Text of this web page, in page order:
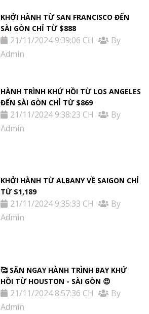
KHỞI HÀNH TỪ SAN FRANCISCO ĐẾN
SÀI GÒN CHỈ TỪ $888
21/11/2024 9:39:06 CH
By
Admin
HÀNH TRÌNH KHỨ HỒI TỪ LOS ANGELES
ĐẾN SÀI GÒN CHỈ TỪ $869
21/11/2024 9:38:23 CH
By
Admin
KHỞI HÀNH TỪ ALBANY VỀ SAIGON CHỈ
TỪ $1,189
21/11/2024 9:35:33 CH
By
Admin
🥰 SĂN NGAY HÀNH TRÌNH BAY KHỨ
HỒI TỪ HOUSTON - SÀI GÒN 😍
21/11/2024 8:57:36 CH
By
Admin